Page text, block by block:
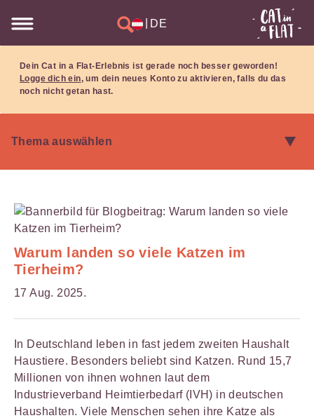
DE
Dein Cat in a Flat-Erlebnis ist gerade noch besser geworden!
Logge dich ein, um dein neues Konto zu aktivieren, falls du das
noch nicht getan hast.
Warum landen so viele Katzen im
Tierheim?
17 Aug. 2025.
In Deutschland leben in fast jedem zweiten Haushalt
Haustiere. Besonders beliebt sind Katzen. Rund 15,7
Millionen von ihnen wohnen laut dem
Industrieverband Heimtierbedarf (IVH) in deutschen
Haushalten. Viele Menschen sehen ihre Katze als